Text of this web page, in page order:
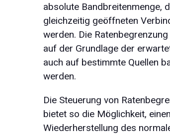
absolute Bandbreitenmenge,
gleichzeitig geöffneten
werden. Die
auf der Grundlage der
auch auf bestimmte Quellen
werden.
Die Steuerung von
bietet so die Möglichkeit,
Wiederherstellung des